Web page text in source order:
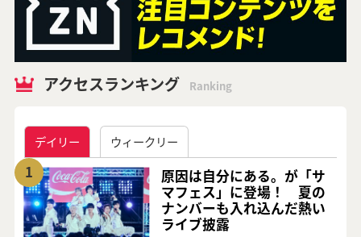
アクセスランキング Ranking
デイリー ウィークリー
1
原因は自分にある。が「サ
マフェス」に登場！ 夏の
ナンバーも入れ込んだ熱い
ライブ披露